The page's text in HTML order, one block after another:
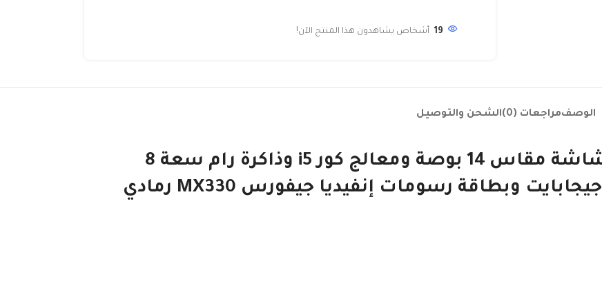
19 أشخاص يشاهدون هذا المنتج الآن!
الوصفمراجعات (0) الشحن والتوصيل
لابتوب فليكس 5 قابل للتحويل 2 في 1 بشاشة مقاس 14 بوصة ومعالج كور i5 وذاكرة رام سعة 8